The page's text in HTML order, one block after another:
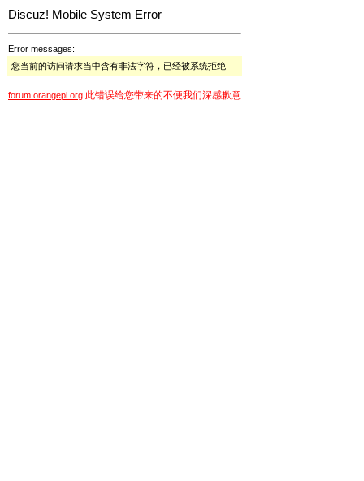
Discuz! Mobile System Error
Error messages:
您当前的访问请求当中含有非法字符，已经被系统拒绝
forum.orangepi.org 此错误给您带来的不便我们深感歉意